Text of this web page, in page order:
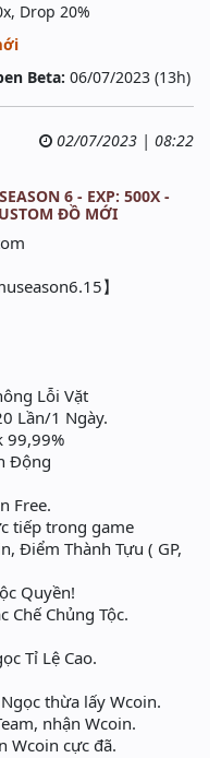
Drop 20%
Beta: 06/07/2023 (13h)
02/07/2023 | 08:22
6 - EXP: 500X -
ĐỒ MỚI
】
Lỗi Vặt
Lần/1 Ngày.
99,99%
Động
Free.
tiếp trong game
Điểm Thành Tựu ( GP,
Quyền!
Chế Chủng Tộc.
Tỉ Lệ Cao.
thừa lấy Wcoin.
nhận Wcoin.
Wcoin cực đã.